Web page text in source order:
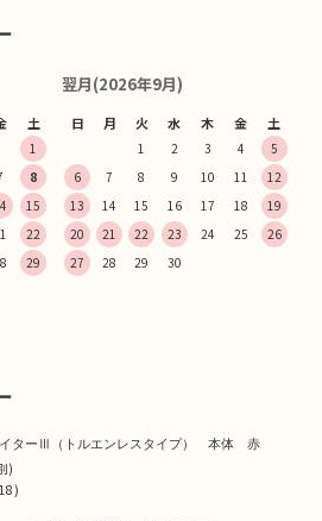
土
1
8
15
22
29
翌月(2026年9月)
日 月 火 水 木 金 土
1 2 3 4
5
6
7 8 9 10 11
12
13
14 15 16 17 18
19
20
21 22 23 24 25
26
27
28 29 30
イターⅢ（トルエンレスタイプ） 本体 赤
)
)